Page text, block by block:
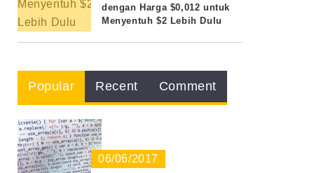
dengan Harga $0,012 untuk
Menyentuh $2 Lebih Dulu
Popular Recent Comment
06/06/2017